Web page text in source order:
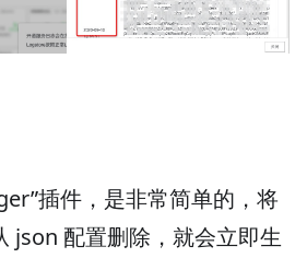
插件，是非常简单的，将
json 配置删除，就会立即生